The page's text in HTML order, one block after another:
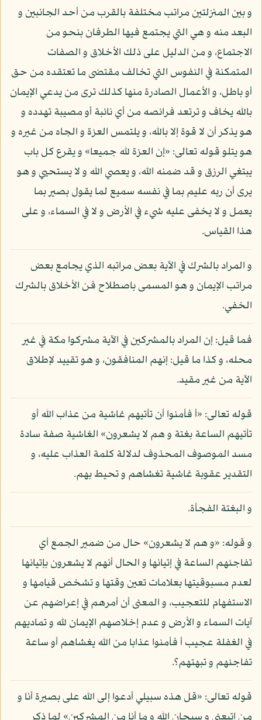
و بين المنزلتين مراتب مختلفة بالقرب من أحد الجانبين و
البعد منه و هي التي يجتمع فيها الطرفان بنحو من
الاجتماع، و من الدليل على ذلك الأخلاق و الصفات
المتمكنة في النفوس التي تخالف مقتضى ما تعتقده من حق
أو باطل، و الأعمال الصادرة منها كذلك ترى من يدعي الإيمان
بالله يخاف و ترتعد فرائصه من أي نائبة أو مصيبة تهدده و
هو يذكر أن لا قوة إلا بالله، و يلتمس العزة و الجاه من غيره و
هو يتلو قوله تعالى: «إن العزة لله جميعا» و يقرع كل باب
يبتغي الرزق و قد ضمنه الله، و يعصي الله و لا يستحيي و هو
يرى أن ربه عليم بما في نفسه سميع لما يقول بصير بما
يعمل و لا يخفى عليه شيء في الأرض و لا في السماء، و على
هذا القياس.
و المراد بالشرك في الآية بعض مراتبه الذي يجامع بعض
مراتب الإيمان و هو المسمى باصطلاح فن الأخلاق بالشرك
الخفي.
فما قيل: إن المراد بالمشركين في الآية مشركوا مكة في غير
محله، و كذا ما قيل: إنهم المنافقون، و هو تقييد لإطلاق
الآية من غير مقيد.
قوله تعالى: «أ فأمنوا أن تأتيهم غاشية من عذاب الله أو
تأتيهم الساعة بغتة و هم لا يشعرون» الغاشية صفة سادة
مسد الموصوف المحذوف لدلالة كلمة العذاب عليه، و
التقدير عقوبة غاشية تغشاهم و تحيط بهم.
و البغتة الفجأة.
و قوله: «و هم لا يشعرون» حال من ضمير الجمع أي
تفاجئهم الساعة في إتيانها و الحال أنهم لا يشعرون بإتيانها
لعدم مسبوقيتها بعلامات تعين وقتها و تشخص قيامها و
الاستفهام للتعجيب، و المعنى أن أمرهم في إعراضهم عن
آيات السماء و الأرض و عدم إخلاصهم الإيمان لله و تماديهم
في الغفلة عجيب أ فأمنوا عذابا من الله يغشاهم أو ساعة
تفاجئهم و تبهتهم؟.
قوله تعالى: «قل هذه سبيلي أدعوا إلى الله على بصيرة أنا و